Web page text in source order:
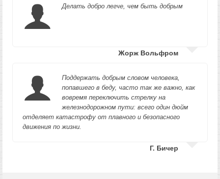
Делать добро легче, чем быть добрым
Жорж Вольфром
Поддержать добрым словом человека,
попавшего в беду, часто так же важно, как
вовремя переключить стрелку на
железнодорожном пути: всего один дюйм
отделяет катастрофу от плавного и безопасного
движения по жизни.
Г. Бичер